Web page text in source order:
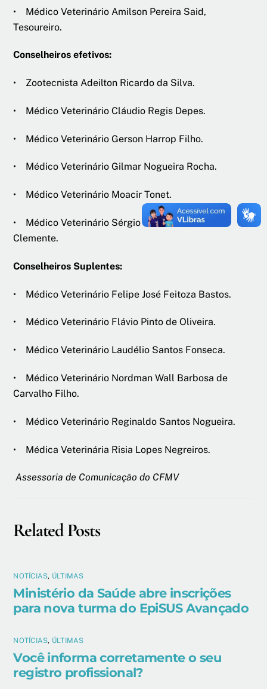
• Médico Veterinário Amilson Pereira Said,
Tesoureiro.
Conselheiros efetivos:
• Zootecnista Adeilton Ricardo da Silva.
• Médico Veterinário Cláudio Regis Depes.
• Médico Veterinário Gerson Harrop Filho.
• Médico Veterinário Gilmar Nogueira Rocha.
• Médico Veterinário Moacir Tonet.
• Médico Veterinário Sérgio Carmona de São
Clemente.
Conselheiros Suplentes:
• Médico Veterinário Felipe José Feitoza Bastos.
• Médico Veterinário Flávio Pinto de Oliveira.
• Médico Veterinário Laudélio Santos Fonseca.
• Médico Veterinário Nordman Wall Barbosa de
Carvalho Filho.
• Médico Veterinário Reginaldo Santos Nogueira.
• Médica Veterinária Risia Lopes Negreiros.
Assessoria de Comunicação do CFMV
Related Posts
NOTÍCIAS, ÚLTIMAS
Ministério da Saúde abre inscrições
para nova turma do EpiSUS Avançado
NOTÍCIAS, ÚLTIMAS
Você informa corretamente o seu
registro profissional?